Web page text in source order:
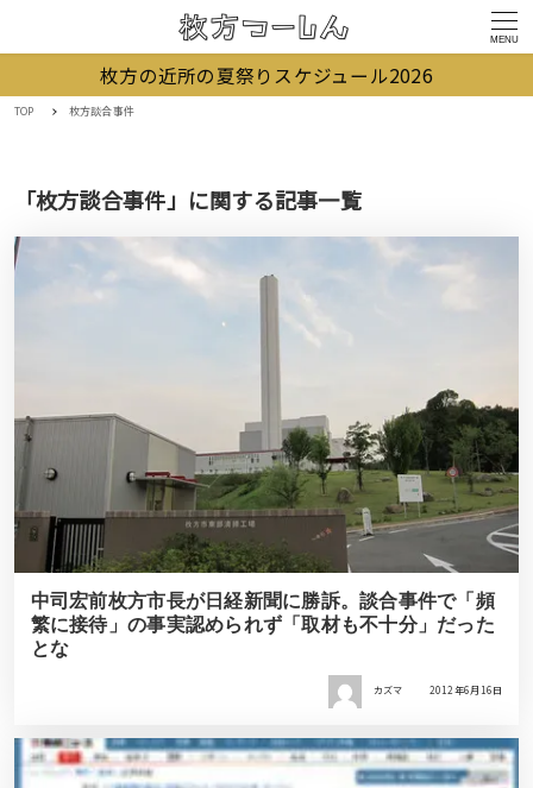
MENU
枚方の近所の夏祭りスケジュール2026
TOP 枚方談合事件
「枚方談合事件」に関する記事一覧
中司宏前枚方市長が日経新聞に勝訴。談合事件で「頻
繁に接待」の事実認められず「取材も不十分」だった
とな
カズマ 2012年6月16日